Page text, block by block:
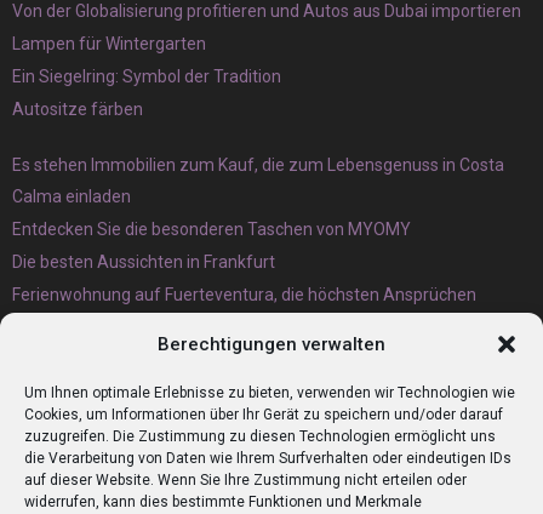
Berechtigungen verwalten
Um Ihnen optimale Erlebnisse zu bieten, verwenden wir Technologien wie
Cookies, um Informationen über Ihr Gerät zu speichern und/oder darauf
zuzugreifen. Die Zustimmung zu diesen Technologien ermöglicht uns
die Verarbeitung von Daten wie Ihrem Surfverhalten oder eindeutigen IDs
auf dieser Website. Wenn Sie Ihre Zustimmung nicht erteilen oder
widerrufen, kann dies bestimmte Funktionen und Merkmale
Von der Globalisierung profitieren und Autos aus Dubai importieren
Lampen für Wintergarten
Ein Siegelring: Symbol der Tradition
Autositze färben
Es stehen Immobilien zum Kauf, die zum Lebensgenuss in Costa
Calma einladen
Entdecken Sie die besonderen Taschen von MYOMY
Die besten Aussichten in Frankfurt
Ferienwohnung auf Fuerteventura, die höchsten Ansprüchen
Eternit Wellplatten Entsorgung lieber heute als morgen erledigen
lassen